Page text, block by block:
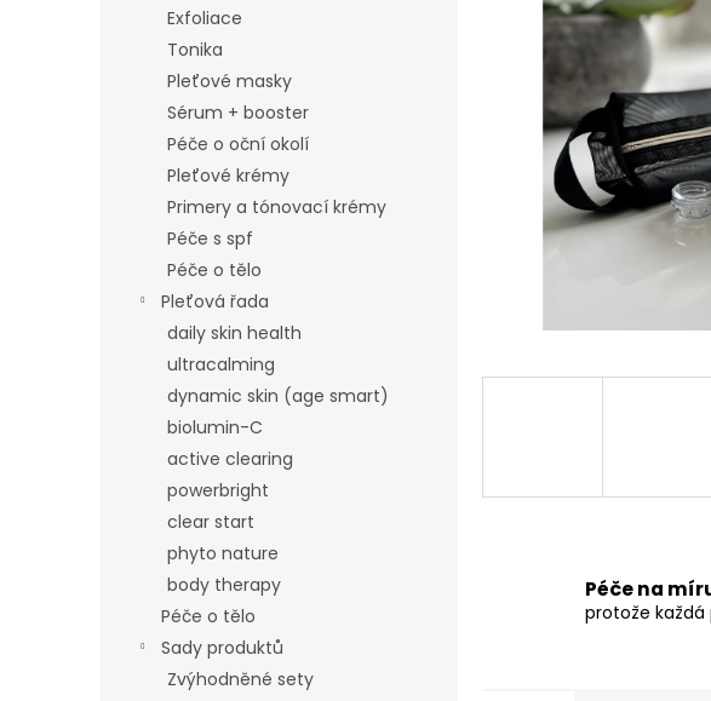
Exfoliace
Tonika
Pleťové masky
Sérum + booster
Péče o oční okolí
Pleťové krémy
Primery a tónovací krémy
Péče s spf
Péče o tělo
Pleťová řada
daily skin health
ultracalming
dynamic skin (age smart)
biolumin-C
active clearing
powerbright
clear start
phyto nature
body therapy
Péče o tělo
Sady produktů
Zvýhodněné sety
Péče na
protože každá